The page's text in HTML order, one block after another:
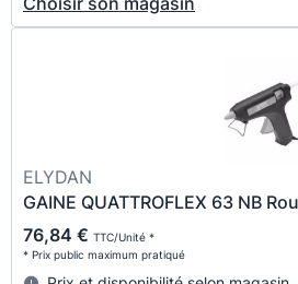
ELYDAN
GAINE QUATTROFLEX 63 NB
76,84 € TTC/Unité *
* Prix public maximum pratiqué